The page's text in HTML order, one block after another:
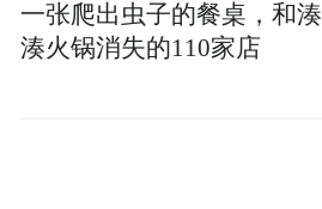
一张爬出虫子的餐桌，和湊
湊火锅消失的110家店